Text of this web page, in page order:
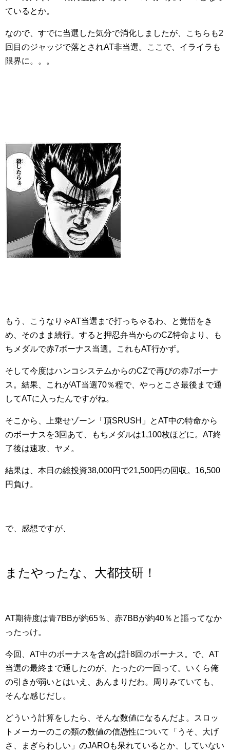
ているとか。
なので、すでに当選した気分で消化しましたが、こちらも2
回目のジャッジで落とされAT非当選。ここで、イライラも
限界に。。。
もう、こうなりゃAT当選まで打っちゃるわ、と覚悟をき
め、そのまま続行。すると押忍弁当からのCZ特命より、も
ちメダルで赤7ボーナス当選。これもAT行かず。
そして今度はハンコシステムからのCZで再びの赤7ボーナ
ス。結果、これがAT当選70％程で、やっとこさ最後まで通
してATに入ったんですがね。
そこから、上乗せゾーン「頂SRUSH」とAT中の特命から
のボーナスを3回あて、もちメダルは1,100枚ほどに。AT終
了後は速攻、ヤメ。
結果は、本日の総投資38,000円で21,500円の回収。16,500
円負け。
で、感想ですが、
またやったな、大都技研！
AT期待度は青7BBが約65％、赤7BBが約40％と謳ってなか
ったっけ。
今回、AT中のボーナスを含めば計8回のボーナス。で、AT
当選の最終まで通したのが、たったの一回って。いくら俺
の引きが弱いとはいえ、あんまりだわ。周りみていても、
そんな感じだし。
どういう計算をしたら、そんな数値になるんだよ。スロッ
トメーカーのこの類の数値の信憑性について「うそ、大げ
さ、まぎらわしい」のJAROも呆れているとか、していない